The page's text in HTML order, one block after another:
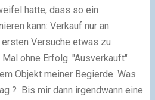
hatte, dass so ein
kann: Verkauf nur an
Versuche etwas zu
ohne Erfolg. "Ausverkauft"
Objekt meiner Begierde. Was
? Bis mir dann irgendwann eine